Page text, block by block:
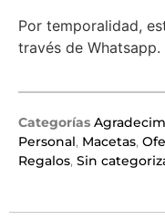
Por temporalidad,
través de
Categorías
Personal, Macetas,
Regalos, Sin